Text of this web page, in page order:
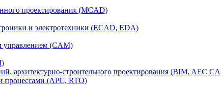
проектирования (MCAD)
и электротехники (ECAD, EDA)
управлением (CAM)
архитектурно-строительного проектирования (BIM, AEC
процессами (APC, RTO)